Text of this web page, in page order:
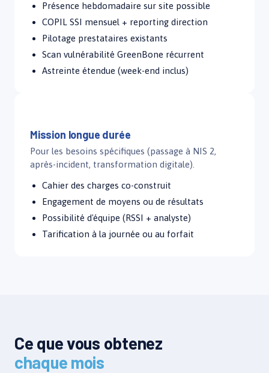
Présence hebdomadaire sur site possible
COPIL SSI mensuel + reporting direction
Pilotage prestataires existants
Scan vulnérabilité GreenBone récurrent
Astreinte étendue (week-end inclus)
Mission longue durée
Pour les besoins spécifiques (passage à NIS 2,
après-incident, transformation digitale).
Cahier des charges co-construit
Engagement de moyens ou de résultats
Possibilité d'équipe (RSSI + analyste)
Tarification à la journée ou au forfait
Ce que vous obtenez
chaque mois